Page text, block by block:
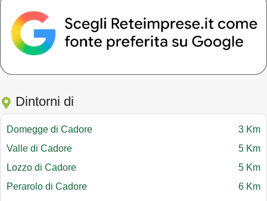
Dintorni di
Domegge di Cadore
3 Km
Valle di Cadore
5 Km
Lozzo di Cadore
5 Km
Perarolo di Cadore
6 Km